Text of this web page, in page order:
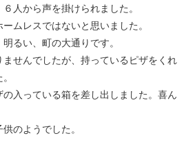
人から声を掛けられました。
ムレスではないと思いました。
るい、町の大通りです。
せんでしたが、持っているピザをくれ
入っている箱を差し出しました。喜ん
のようでした。